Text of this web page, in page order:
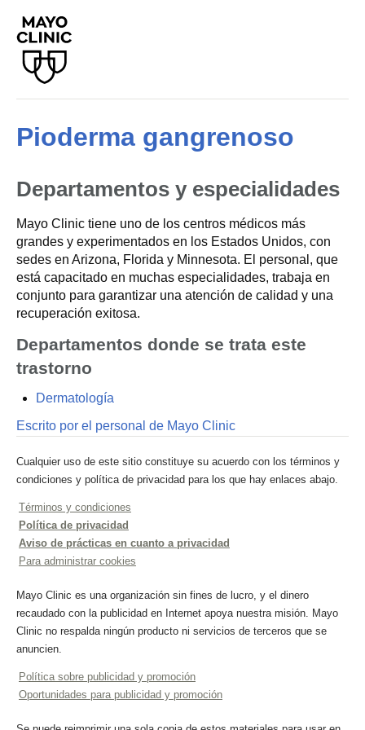
Pioderma gangrenoso
Departamentos y especialidades
Mayo Clinic tiene uno de los centros médicos más
grandes y experimentados en los Estados Unidos, con
sedes en Arizona, Florida y Minnesota. El personal, que
está capacitado en muchas especialidades, trabaja en
conjunto para garantizar una atención de calidad y una
recuperación exitosa.
Departamentos donde se trata este
trastorno
Dermatología
Escrito por el personal de Mayo Clinic
Cualquier uso de este sitio constituye su acuerdo con los términos y
condiciones y política de privacidad para los que hay enlaces abajo.
Términos y condiciones
Política de privacidad
Aviso de prácticas en cuanto a privacidad
Para administrar cookies
Mayo Clinic es una organización sin fines de lucro, y el dinero
recaudado con la publicidad en Internet apoya nuestra misión. Mayo
Clinic no respalda ningún producto ni servicios de terceros que se
anuncien.
Política sobre publicidad y promoción
Oportunidades para publicidad y promoción